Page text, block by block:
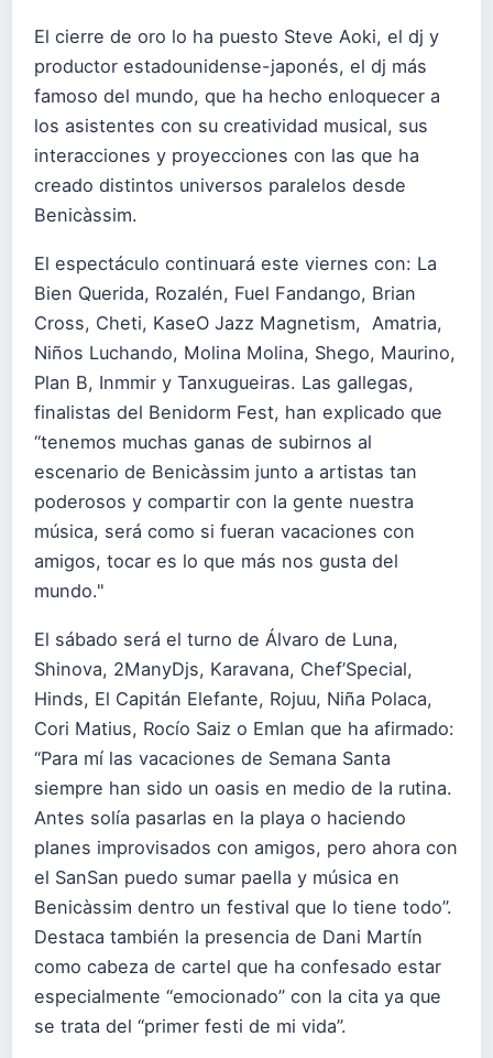
El cierre de oro lo ha puesto Steve Aoki, el dj y
productor estadounidense-japonés, el dj más
famoso del mundo, que ha hecho enloquecer a
los asistentes con su creatividad musical, sus
interacciones y proyecciones con las que ha
creado distintos universos paralelos desde
Benicàssim.
El espectáculo continuará este viernes con: La
Bien Querida, Rozalén, Fuel Fandango, Brian
Cross, Cheti, KaseO Jazz Magnetism, Amatria,
Niños Luchando, Molina Molina, Shego, Maurino,
Plan B, Inmmir y Tanxugueiras. Las gallegas,
finalistas del Benidorm Fest, han explicado que
“tenemos muchas ganas de subirnos al
escenario de Benicàssim junto a artistas tan
poderosos y compartir con la gente nuestra
música, será como si fueran vacaciones con
amigos, tocar es lo que más nos gusta del
mundo."
El sábado será el turno de Álvaro de Luna,
Shinova, 2ManyDjs, Karavana, Chef’Special,
Hinds, El Capitán Elefante, Rojuu, Niña Polaca,
Cori Matius, Rocío Saiz o Emlan que ha afirmado:
“Para mí las vacaciones de Semana Santa
siempre han sido un oasis en medio de la rutina.
Antes solía pasarlas en la playa o haciendo
planes improvisados con amigos, pero ahora con
el SanSan puedo sumar paella y música en
Benicàssim dentro un festival que lo tiene todo”.
Destaca también la presencia de Dani Martín
como cabeza de cartel que ha confesado estar
especialmente “emocionado” con la cita ya que
se trata del “primer festi de mi vida”.